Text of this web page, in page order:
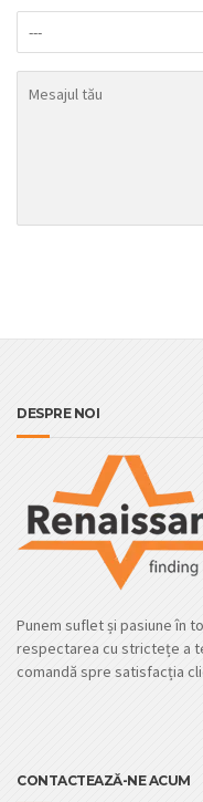
DESPRE NOI
Punem suflet și pasiune în
respectarea cu strictețe a
comandă spre satisfacția
CONTACTEAZĂ-NE ACUM